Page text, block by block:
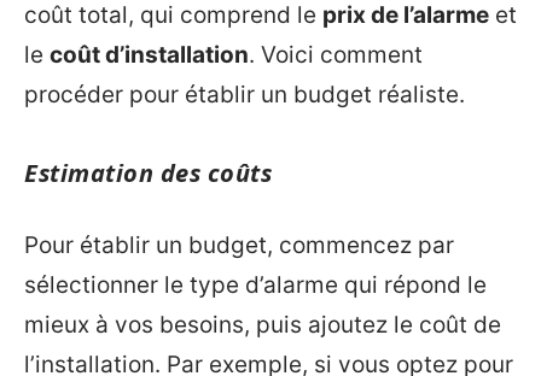
coût total, qui comprend le prix de l’alarme et
le coût d’installation. Voici comment
procéder pour établir un budget réaliste.
Estimation des coûts
Pour établir un budget, commencez par
sélectionner le type d’alarme qui répond le
mieux à vos besoins, puis ajoutez le coût de
l’installation. Par exemple, si vous optez pour